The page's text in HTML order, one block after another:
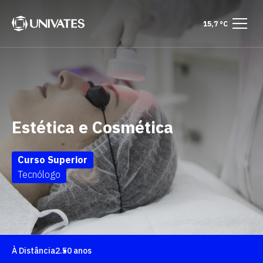
15,7 °C
Estética e Cosmética
Curso Superior
Tecnólogo
À Distância2.50 anos